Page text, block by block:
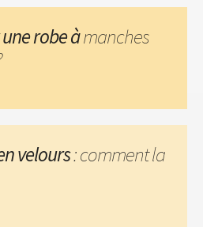
robe àmanches
velours: comment la